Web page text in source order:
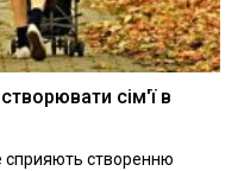
сім'ї в
сприяють створенню